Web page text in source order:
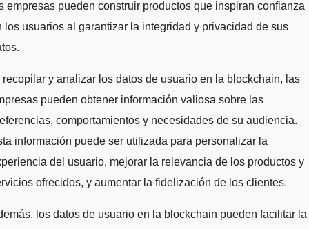
empresas pueden construir productos que inspiran confianza
los usuarios al garantizar la integridad y privacidad de sus
recopilar y analizar los datos de usuario en la blockchain, las
pueden obtener información valiosa sobre las
comportamientos y necesidades de su audiencia.
información puede ser utilizada para personalizar la
del usuario, mejorar la relevancia de los productos y
ofrecidos, y aumentar la fidelización de los clientes.
los datos de usuario en la blockchain pueden facilitar la